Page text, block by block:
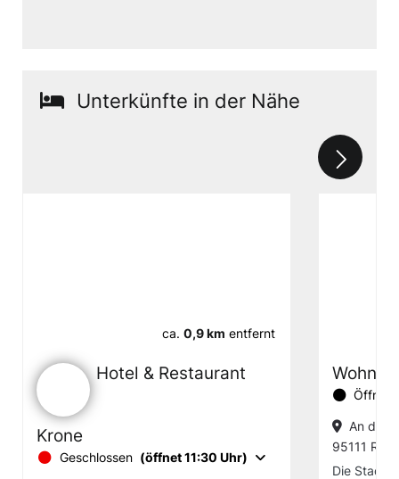
Unterkünfte in der Nähe
ca. 0,9 km entfernt
Hotel & Restaurant
Krone
Geschlossen (öffnet 11:30 Uhr)
An der
95111
Die Stadt